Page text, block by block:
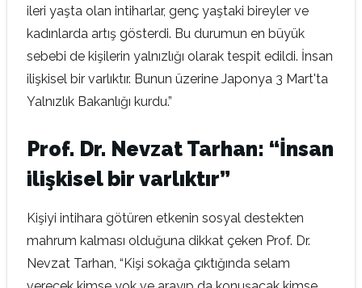
ileri yaşta olan intiharlar, genç yaştaki bireyler ve
kadınlarda artış gösterdi. Bu durumun en büyük
sebebi de kişilerin yalnızlığı olarak tespit edildi. İnsan
ilişkisel bir varlıktır. Bunun üzerine Japonya 3 Mart'ta
Yalnızlık Bakanlığı kurdu.”
Prof. Dr. Nevzat Tarhan: “İnsan
ilişkisel bir varlıktır”
Kişiyi intihara götüren etkenin sosyal destekten
mahrum kalması olduğuna dikkat çeken Prof. Dr.
Nevzat Tarhan, “Kişi sokağa çıktığında selam